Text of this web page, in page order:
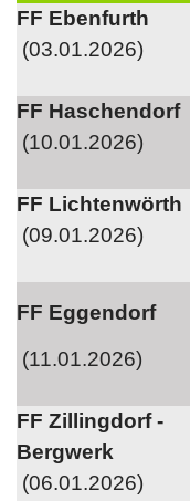
FF Ebenfurth
(03.01.2026)
FF Haschendorf
(10.01.2026)
FF Lichtenwörth
(09.01.2026)
FF Eggendorf
(11.01.2026)
FF Zillingdorf -
Bergwerk
(06.01.2026)